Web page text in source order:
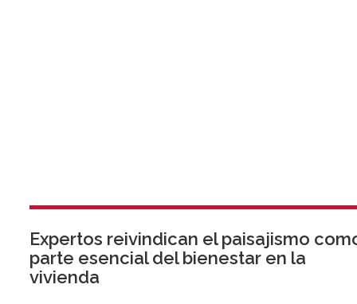
Expertos reivindican el paisajismo
parte esencial del bienestar en la
vivienda